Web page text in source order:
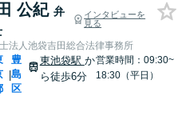
公紀 弁
インタビューを
見る
法人池袋吉田総合法律事務所
|
豊
島
区
東池袋駅 か
ら徒歩6分
営業時間：09:30~
18:30（平日）